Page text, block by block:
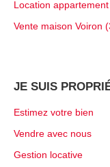
Location
Vente maison Voiron
JE SUIS
Estimez votre bien
Vendre avec nous
Gestion locative